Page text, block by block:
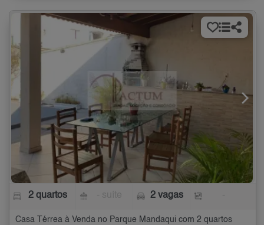
2 quartos 2 vagas
Casa Térrea à Venda no Parque Mandaqui com 2 quartos